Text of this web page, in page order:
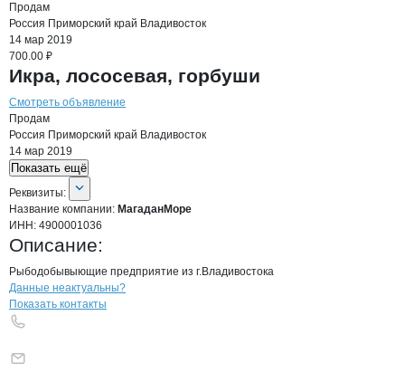
Продам
Россия Приморский край Владивосток
14 мар 2019
700.00 ₽
Икра, лососевая, горбуши
Смотреть объявление
Продам
Россия Приморский край Владивосток
14 мар 2019
Показать ещё
О компании
Реквизиты
Реквизиты:
Название компании: МагаданМоре
ИНН: 4900001036
Описание:
Рыбодобывыющие предприятие из г.Владивостока
Контактыкомпании
+7(800)000-00-..
Данные неактуальны?
Показать контакты